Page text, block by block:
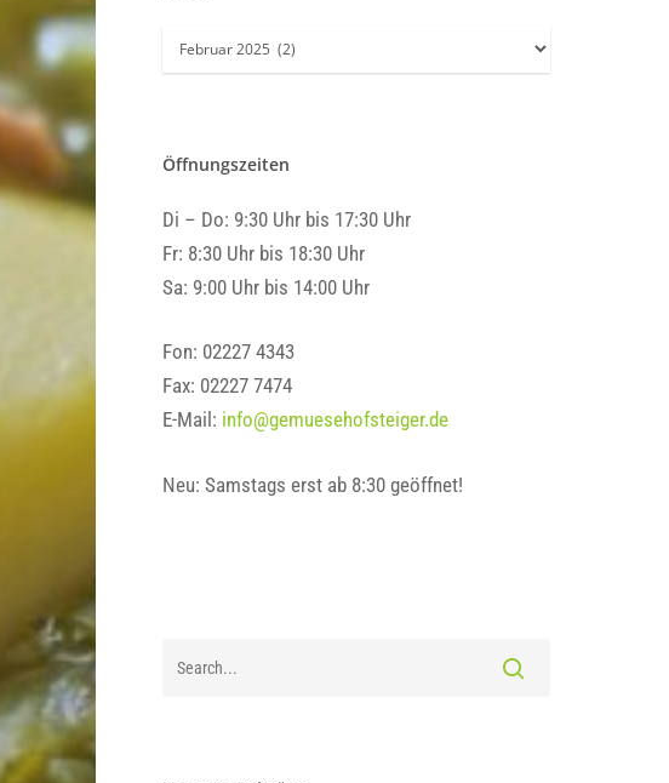
Archiv
Öffnungszeiten
Di – Do: 9:30 Uhr bis 17:30 Uhr
Fr: 8:30 Uhr bis 18:30 Uhr
Sa: 9:00 Uhr bis 14:00 Uhr
Fon: 02227 4343
Fax: 02227 7474
E-Mail: info@gemuesehofsteiger.de
Neu: Samstags erst ab 8:30 geöffnet!